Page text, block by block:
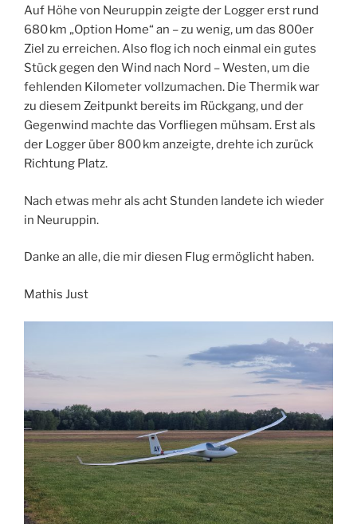
Auf Höhe von Neuruppin zeigte der Logger erst rund
680 km „Option Home“ an – zu wenig, um das 800er
Ziel zu erreichen. Also flog ich noch einmal ein gutes
Stück gegen den Wind nach Nord – Westen, um die
fehlenden Kilometer vollzumachen. Die Thermik war
zu diesem Zeitpunkt bereits im Rückgang, und der
Gegenwind machte das Vorfliegen mühsam. Erst als
der Logger über 800 km anzeigte, drehte ich zurück
Richtung Platz.
Nach etwas mehr als acht Stunden landete ich wieder
in Neuruppin.
Danke an alle, die mir diesen Flug ermöglicht haben.
Mathis Just